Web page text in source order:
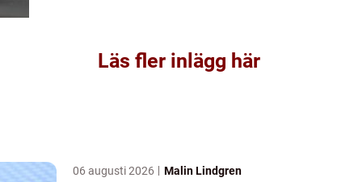
Läs fler inlägg här
06 augusti 2026 Malin Lindgren